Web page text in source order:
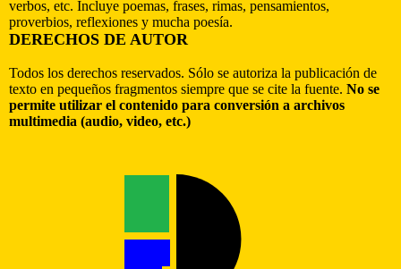
verbos, etc. Incluye poemas, frases, rimas, pensamientos,
proverbios, reflexiones y mucha poesía.
DERECHOS DE AUTOR
Todos los derechos reservados. Sólo se autoriza la publicación de
texto en pequeños fragmentos siempre que se cite la fuente. No se
permite utilizar el contenido para conversión a archivos
multimedia (audio, video, etc.)